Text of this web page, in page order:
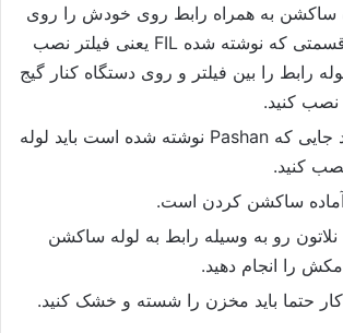
ساکشن به همراه رابط روی خودش را روی
درب مخزن قسمتی که نوشته شده FIL یعنی فیلتر نصب
رابط را بین فیلتر و روی دستگاه کنار گیج
نصب کنید.
در مرحله بعد جایی که Pashan نوشته شده است باید لوله
کنید.
آماده ساکشن کردن است.
نلاتون رو به وسیله رابط به لوله ساکشن
را انجام دهید.
حتما باید مخزن را شسته و خشک کنید.